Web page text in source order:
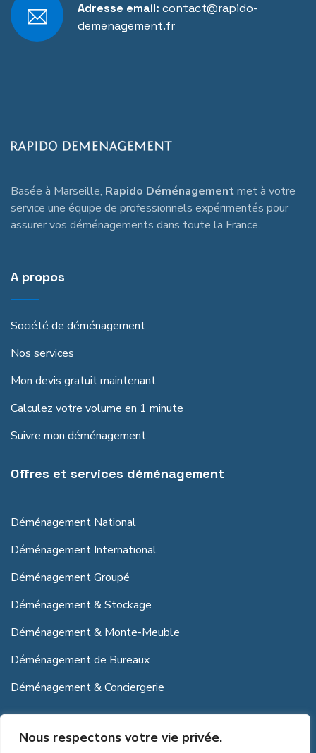
Nous respectons votre vie privée.
Adresse email: contact@rapido-
demenagement.fr
Basée à Marseille, Rapido Déménagementmet à votre
service une équipe de professionnels expérimentés pour
assurer vos déménagements dans toute la France.
A propos
Société de déménagement
Nos services
Mon devis gratuit maintenant
Calculez votre volume en 1 minute
Suivre mon déménagement
Offres et services déménagement
Déménagement National
Déménagement International
Déménagement Groupé
Déménagement & Stockage
Déménagement & Monte-Meuble
Déménagement de Bureaux
Déménagement & Conciergerie